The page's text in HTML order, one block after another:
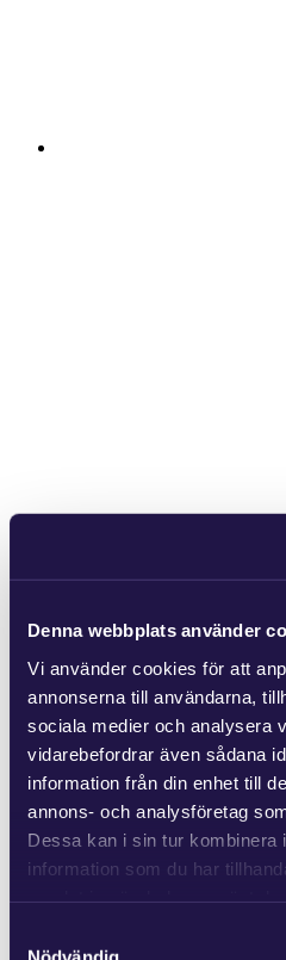
Denna webbplats använder
Vi använder cookies för att
annonserna till användarna,
sociala medier och analysera
vidarebefordrar även sådana
information från din enhet till
annons- och analysföretag
Dessa kan i sin tur kombinera
information som du har
Läs mer ivår sekretesspolicy